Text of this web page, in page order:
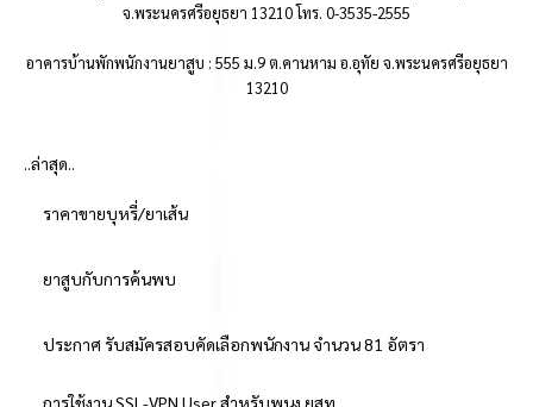
จ.พระนครศรีอยุธยา 13210 โทร. 0-3535-2555
อาคารบ้านพักพนักงานยาสูบ : 555 ม.9 ต.คานหาม อ.อุทัย จ.พระนครศรีอยุธยา
13210
..ล่าสุด..
ราคาขายบุหรี่/ยาเส้น
ยาสูบกับการค้นพบ
ประกาศ รับสมัครสอบคัดเลือกพนักงาน จำนวน 81 อัตรา
การใช้งาน SSL-VPN User สำหรับพนง.ยสท.